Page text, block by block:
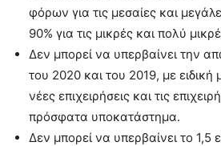
φόρων για τις μεσαίες και
90% για τις μικρές και πολύ
Δεν μπορεί να υπερβαίνει την
του 2020 και του 2019, με ειδική
νέες επιχειρήσεις και τις
πρόσφατα υποκατάστημα.
Δεν μπορεί να υπερβαίνει το 1,5